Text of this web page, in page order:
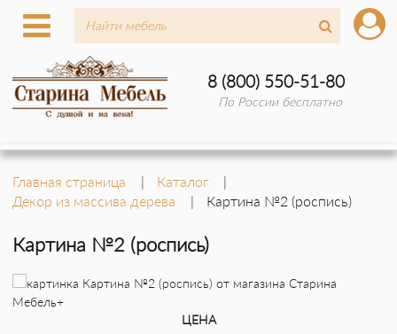
8 (800) 550-51-80
По России бесплатно
Главная страница
Каталог
Декор из массива дерева
Картина №2 (роспись)
Картина №2 (роспись)
ЦЕНА